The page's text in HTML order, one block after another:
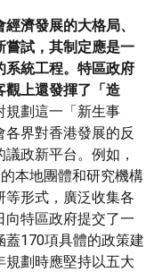
濟發展的大格局、
嘗試，其制定應是一
系統工程。特區政府
觀上還發揮了「造
規劃這一「新生事
界對香港發展的反
政新平台。例如，
本地團體和研究機構
形式，廣泛收集各
特區政府提交了一
170項具體的政策建
劃時應堅持以五大